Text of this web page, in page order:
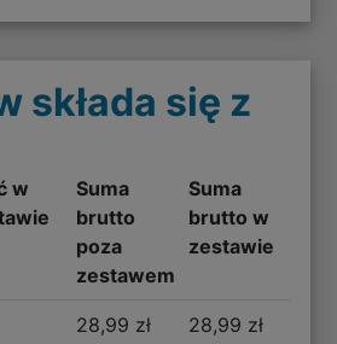
składa się z
w
Suma
brutto
poza
zestawem
Suma
brutto w
zestawie
28,99 zł 28,99 zł